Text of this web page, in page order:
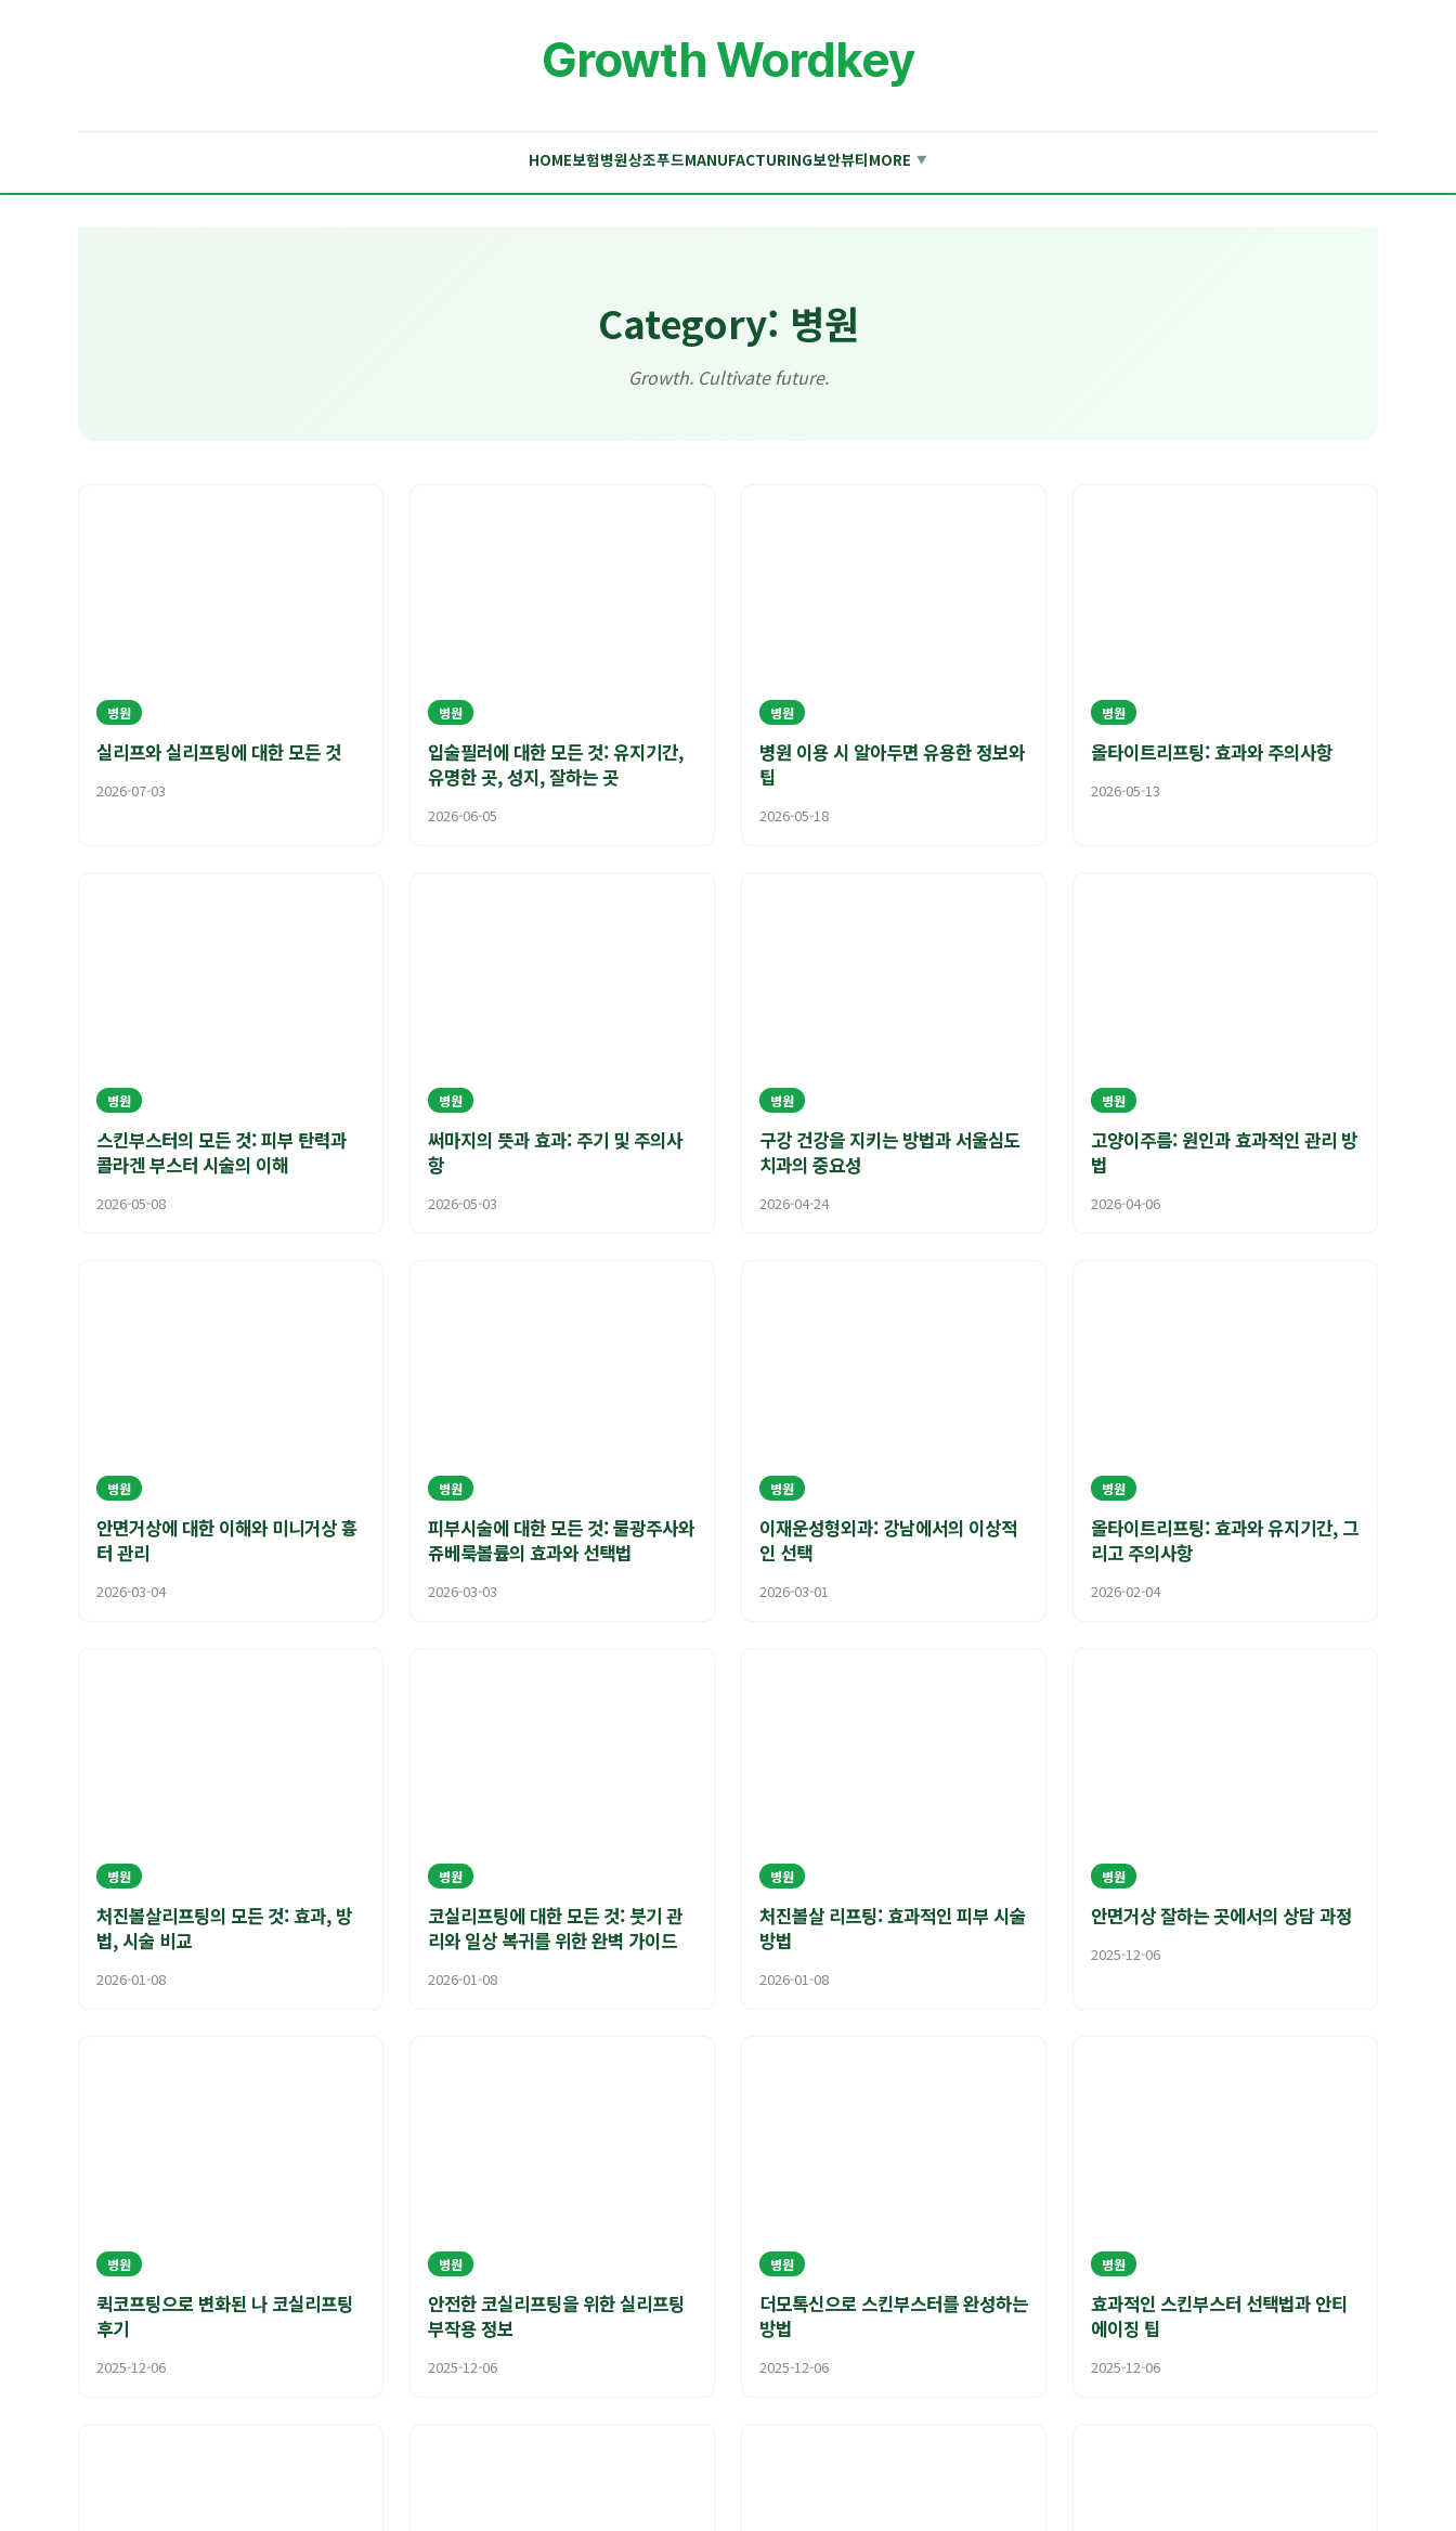
Growth Wordkey
HOME보험병원상조푸드MANUFACTURING보안뷰티MORE ▼
Category: 병원
Growth. Cultivate future.
병원
실리프와 실리프팅에 대한 모든 것
2026-07-03
병원
입술필러에 대한 모든 것: 유지기간,
유명한 곳, 성지, 잘하는 곳
2026-06-05
병원
병원 이용 시 알아두면 유용한 정보와
팁
2026-05-18
병원
올타이트리프팅: 효과와 주의사항
2026-05-13
병원
스킨부스터의 모든 것: 피부 탄력과
콜라겐 부스터 시술의 이해
2026-05-08
병원
써마지의 뜻과 효과: 주기 및 주의사
항
2026-05-03
병원
구강 건강을 지키는 방법과 서울심도
치과의 중요성
2026-04-24
병원
고양이주름: 원인과 효과적인 관리 방
법
2026-04-06
병원
안면거상에 대한 이해와 미니거상 흉
터 관리
2026-03-04
병원
피부시술에 대한 모든 것: 물광주사와
쥬베룩볼륨의 효과와 선택법
2026-03-03
병원
이재운성형외과: 강남에서의 이상적
인 선택
2026-03-01
병원
올타이트리프팅: 효과와 유지기간, 그
리고 주의사항
2026-02-04
병원
처진볼살리프팅의 모든 것: 효과, 방
법, 시술 비교
2026-01-08
병원
코실리프팅에 대한 모든 것: 붓기 관
리와 일상 복귀를 위한 완벽 가이드
2026-01-08
병원
처진볼살 리프팅: 효과적인 피부 시술
방법
2026-01-08
병원
안면거상 잘하는 곳에서의 상담 과정
2025-12-06
병원
퀵코프팅으로 변화된 나 코실리프팅
후기
2025-12-06
병원
안전한 코실리프팅을 위한 실리프팅
부작용 정보
2025-12-06
병원
더모톡신으로 스킨부스터를 완성하는
방법
2025-12-06
병원
효과적인 스킨부스터 선택법과 안티
에이징 팁
2025-12-06